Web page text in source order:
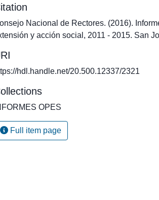
Nacional de Rectores. (2016).
y acción social, 2011 - 2015. San
hdl.handle.net/20.500.12337/2321
OPES
Full item page